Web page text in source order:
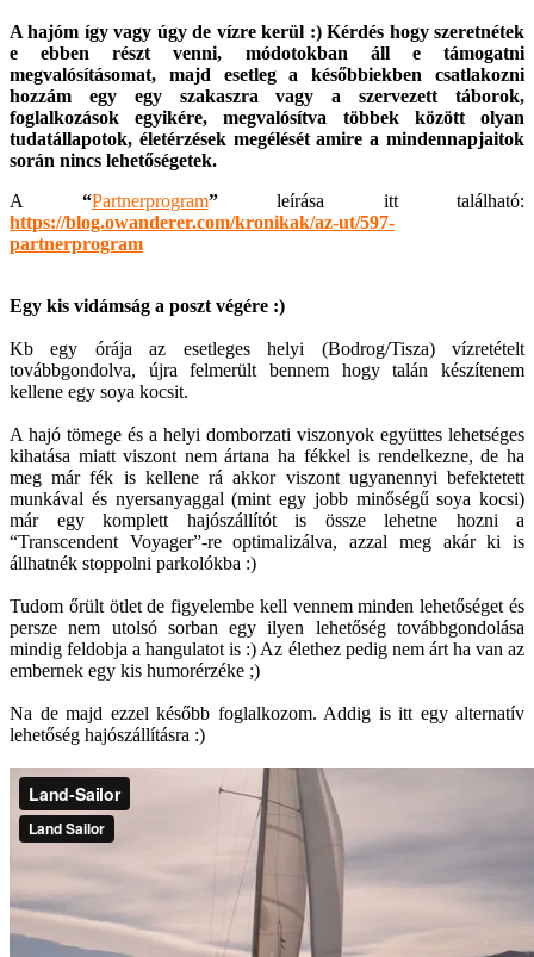
A hajóm így vagy úgy de vízre kerül :) Kérdés hogy szeretnétek
e ebben részt venni, módotokban áll e támogatni
megvalósításomat, majd esetleg a későbbiekben csatlakozni
hozzám egy egy szakaszra vagy a szervezett táborok,
foglalkozások egyikére, megvalósítva többek között olyan
tudatállapotok, életérzések megélését amire a mindennapjaitok
során nincs lehetőségetek.
A “Partnerprogram”leírása itt található:
https://blog.owanderer.com/kronikak/az-ut/597-
partnerprogram
Egy kis vidámság a poszt végére :)
Kb egy órája az esetleges helyi (Bodrog/Tisza) vízretételt
továbbgondolva, újra felmerült bennem hogy talán készítenem
kellene egy soya kocsit.
A hajó tömege és a helyi domborzati viszonyok együttes lehetséges
kihatása miatt viszont nem ártana ha fékkel is rendelkezne, de ha
meg már fék is kellene rá akkor viszont ugyanennyi befektetett
munkával és nyersanyaggal (mint egy jobb minőségű soya kocsi)
már egy komplett hajószállítót is össze lehetne hozni a
“Transcendent Voyager”-re optimalizálva, azzal meg akár ki is
állhatnék stoppolni parkolókba :)
Tudom őrült ötlet de figyelembe kell vennem minden lehetőséget és
persze nem utolsó sorban egy ilyen lehetőség továbbgondolása
mindig feldobja a hangulatot is :) Az élethez pedig nem árt ha van az
embernek egy kis humorérzéke ;)
Na de majd ezzel később foglalkozom. Addig is itt egy alternatív
lehetőség hajószállításra :)